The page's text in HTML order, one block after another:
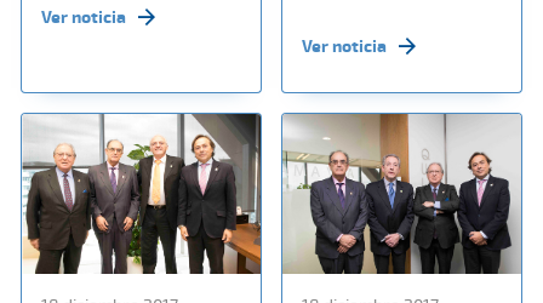
Ver noticia
Ver noticia